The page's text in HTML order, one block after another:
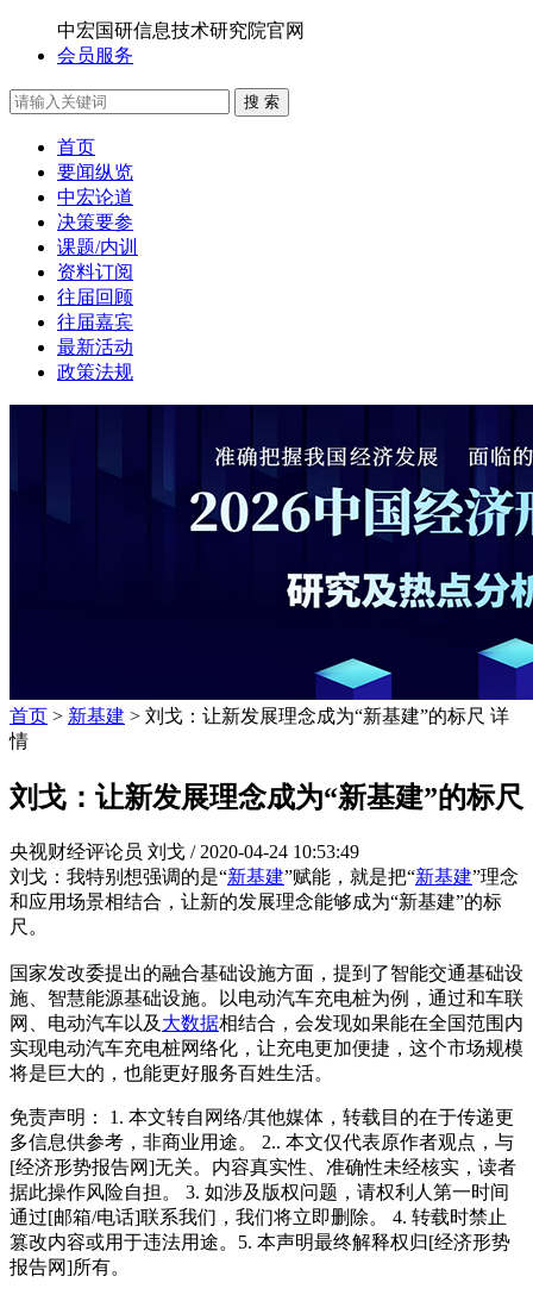
中宏国研信息技术研究院官网
会员服务
搜 索
首页
要闻纵览
中宏论道
决策要参
课题/内训
资料订阅
往届回顾
往届嘉宾
最新活动
政策法规
首页 > 新基建 > 刘戈：让新发展理念成为“新基建”的标尺 详
情
刘戈：让新发展理念成为“新基建”的标尺
央视财经评论员 刘戈 / 2020-04-24 10:53:49
刘戈：我特别想强调的是“新基建”赋能，就是把“新基建”理念
和应用场景相结合，让新的发展理念能够成为“新基建”的标
尺。
国家发改委提出的融合基础设施方面，提到了智能交通基础设
施、智慧能源基础设施。以电动汽车充电桩为例，通过和车联
网、电动汽车以及 大数据相结合，会发现如果能在全国范围内
实现电动汽车充电桩网络化，让充电更加便捷，这个市场规模
将是巨大的，也能更好服务百姓生活。
免责声明： 1. 本文转自网络/其他媒体，转载目的在于传递更
多信息供参考，非商业用途。 2.. 本文仅代表原作者观点，与
[经济形势报告网]无关。内容真实性、准确性未经核实，读者
据此操作风险自担。 3. 如涉及版权问题，请权利人第一时间
通过[邮箱/电话]联系我们，我们将立即删除。 4. 转载时禁止
篡改内容或用于违法用途。5. 本声明最终解释权归[经济形势
报告网]所有。